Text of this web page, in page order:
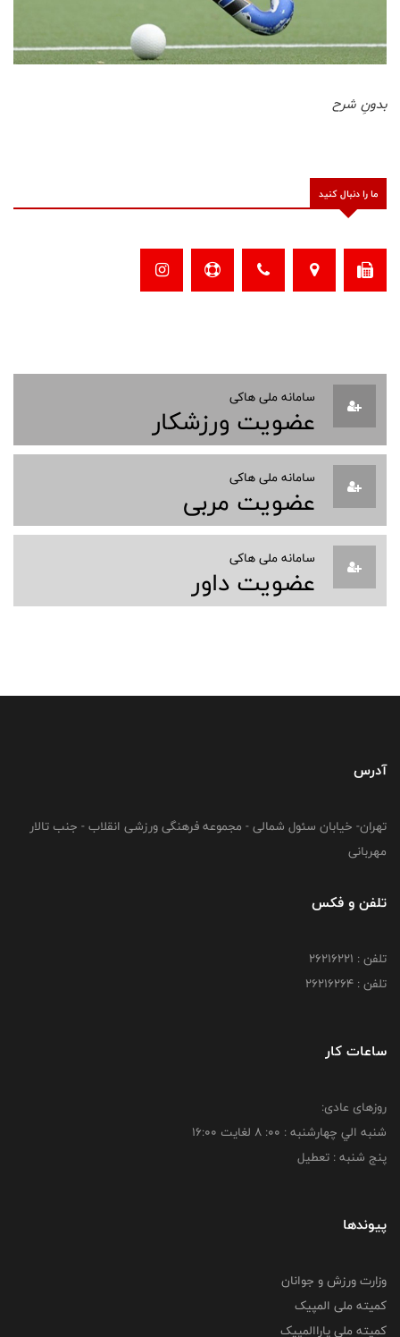
بدونِ شرح
ما را دنبال کنید
سامانه ملی هاکی
عضویت ورزشکار
سامانه ملی هاکی
عضویت مربی
سامانه ملی هاکی
عضویت داور
آدرس
تهران- خیابان سئول شمالی - مجموعه فرهنگی ورزشی انقلاب - جنب تالار
مهربانی
تلفن و فکس
تلفن : 26216221
تلفن : 26216264
ساعات کار
روزهای عادی:
شنبه الي چهارشنبه : 00: 8 لغايت 16:00
پنج شنبه : تعطیل
پیوندها
وزارت ورزش و جوانان
کمیته ملی المپیک
کمیته ملی پاراالمپیک